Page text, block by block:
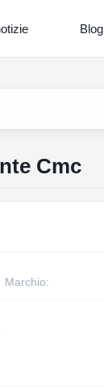
Blog
Cmc
Marchio: